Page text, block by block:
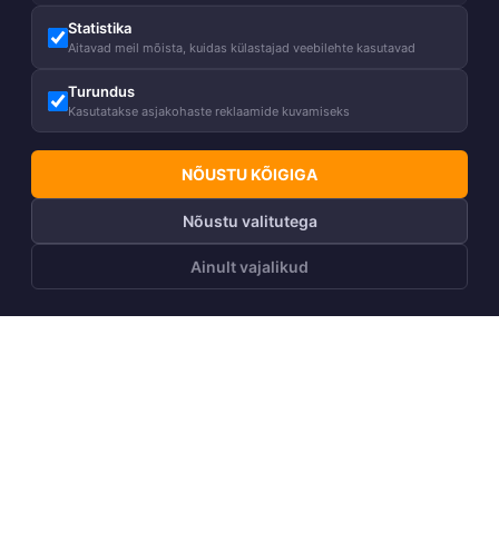
Statistika
Aitavad meil mõista, kuidas külastajad veebilehte kasutavad
Turundus
Kasutatakse asjakohaste reklaamide kuvamiseks
NÕUSTU KÕIGIGA
Nõustu valitutega
Ainult vajalikud